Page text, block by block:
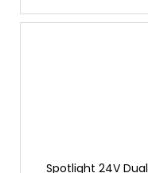
Spotlight 24V Dual